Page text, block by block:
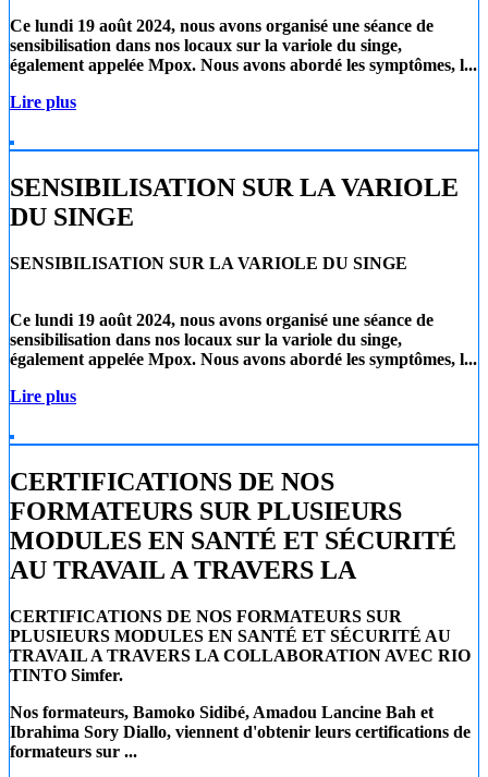
Ce lundi 19 août 2024, nous avons organisé une séance de
sensibilisation dans nos locaux sur la variole du singe,
également appelée Mpox. Nous avons abordé les symptômes, l...
Lire plus
SENSIBILISATION SUR LA VARIOLE
DU SINGE
SENSIBILISATION SUR LA VARIOLE DU SINGE
Ce lundi 19 août 2024, nous avons organisé une séance de
sensibilisation dans nos locaux sur la variole du singe,
également appelée Mpox. Nous avons abordé les symptômes, l...
Lire plus
CERTIFICATIONS DE NOS
FORMATEURS SUR PLUSIEURS
MODULES EN SANTÉ ET SÉCURITÉ
AU TRAVAIL A TRAVERS LA
CERTIFICATIONS DE NOS FORMATEURS SUR
PLUSIEURS MODULES EN SANTÉ ET SÉCURITÉ AU
TRAVAIL A TRAVERS LA COLLABORATION AVEC RIO
TINTO Simfer.
Nos formateurs, Bamoko Sidibé, Amadou Lancine Bah et
Ibrahima Sory Diallo, viennent d'obtenir leurs certifications de
formateurs sur ...